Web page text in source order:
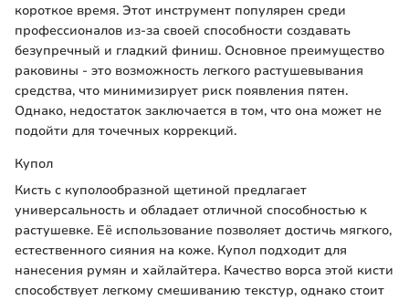
короткое время. Этот инструмент популярен среди
профессионалов из-за своей способности создавать
безупречный и гладкий финиш. Основное преимущество
раковины - это возможность легкого растушевывания
средства, что минимизирует риск появления пятен.
Однако, недостаток заключается в том, что она может не
подойти для точечных коррекций.
Купол
Кисть с куполообразной щетиной предлагает
универсальность и обладает отличной способностью к
растушевке. Её использование позволяет достичь мягкого,
естественного сияния на коже. Купол подходит для
нанесения румян и хайлайтера. Качество ворса этой кисти
способствует легкому смешиванию текстур, однако стоит